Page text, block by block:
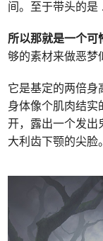
间。至于带头的是
所以那就是一个可
够的素材来做恶梦
它是基定的两倍身
身体像个肌肉结实
开，露出一个发出
大利齿下颚的尖脸。